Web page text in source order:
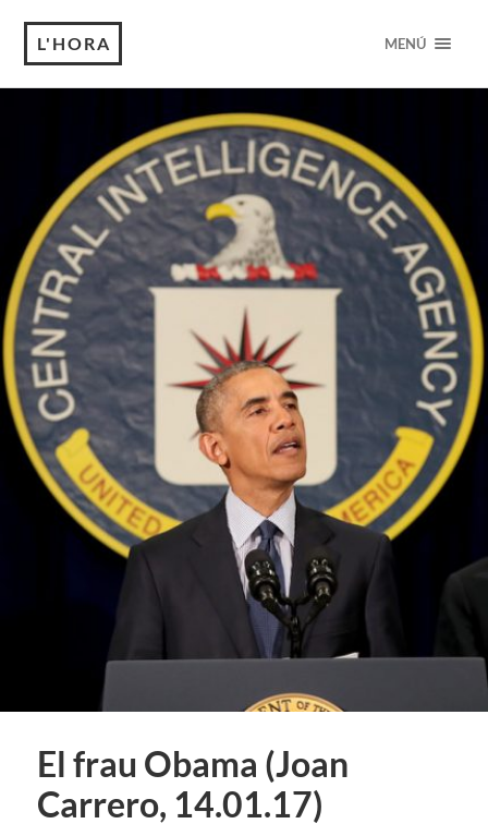
L'HORA MENÚ
El frau Obama (Joan
Carrero, 14.01.17)